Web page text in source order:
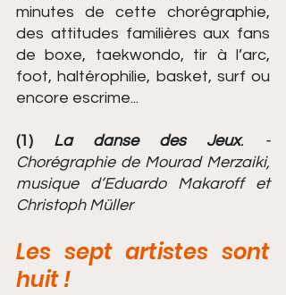
minutes de cette chorégraphie,
des attitudes familières aux fans
de boxe, taekwondo, tir à l’arc,
foot, haltérophilie, basket, surf ou
encore escrime...
(1) La danse des Jeux. -
Chorégraphie de Mourad Merzaiki,
musique d’Eduardo Makaroff et
Christoph Müller
Les sept artistes sont
huit !